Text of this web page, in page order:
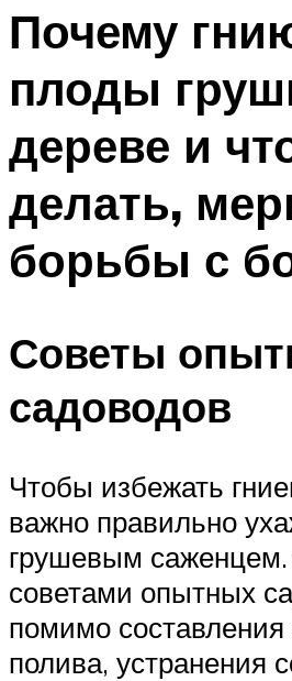
Почему
плоды
дереве и
делать,
борьбы с
Советы
садоводов
Чтобы избежать
важно правильно
грушевым
советами опытных
помимо
полива, устранения